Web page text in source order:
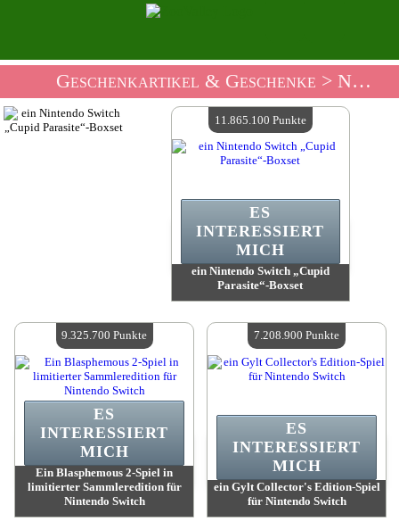
Geschenkartikel & Geschenke > Nintendo Geschenkladen
ein Nintendo Switch „Cupid
Parasite“-Boxset
Verfügbare Menge:4
ES
INTERESSIERT
MICH
11.865.100 Punkte
Ein Blasphemous 2-Spiel in
limitierter Sammleredition für
Nintendo Switch
ES
INTERESSIERT
MICH
9.325.700 Punkte
ein Gylt Collector's Edition-Spiel
für Nintendo Switch
ES
INTERESSIERT
MICH
7.208.900 Punkte